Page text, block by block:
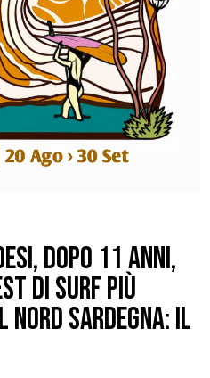
dopo 11 anni,
di surf più
nord Sardegna: il